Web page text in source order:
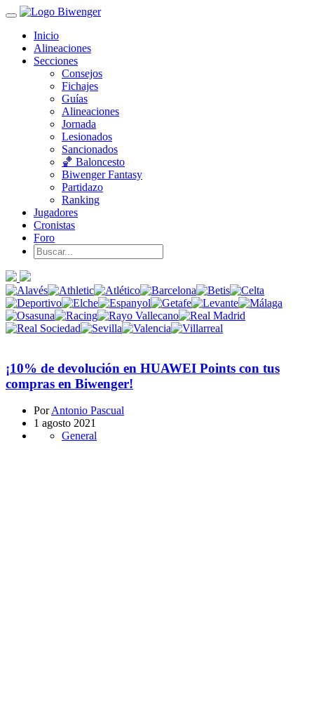
Inicio
Alineaciones
Secciones
Consejos
Fichajes
Guías
Alineaciones
Jornada
Lesionados
Sancionados
🏀 Baloncesto
Biwenger Fantasy
Partidazo
Ranking
Jugadores
Cronistas
Foro
¡10% de devolución en HUAWEI Points con tus
compras en Biwenger!
PorAntonio Pascual
1 agosto 2021
General